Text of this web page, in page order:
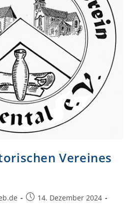
Vereines
14. Dezember 2024